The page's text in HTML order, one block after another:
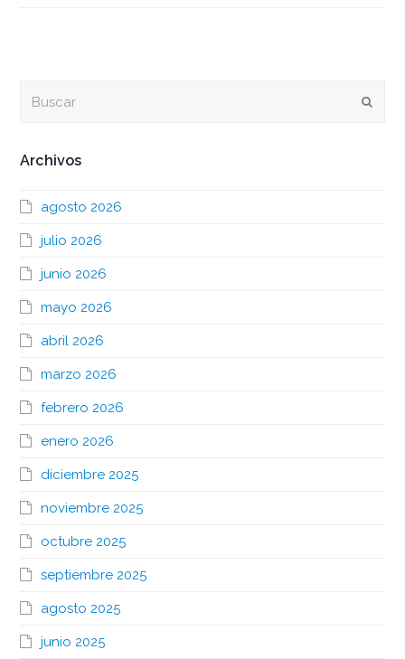
Archivos
agosto 2026
julio 2026
junio 2026
mayo 2026
abril 2026
marzo 2026
febrero 2026
enero 2026
diciembre 2025
noviembre 2025
octubre 2025
septiembre 2025
agosto 2025
junio 2025